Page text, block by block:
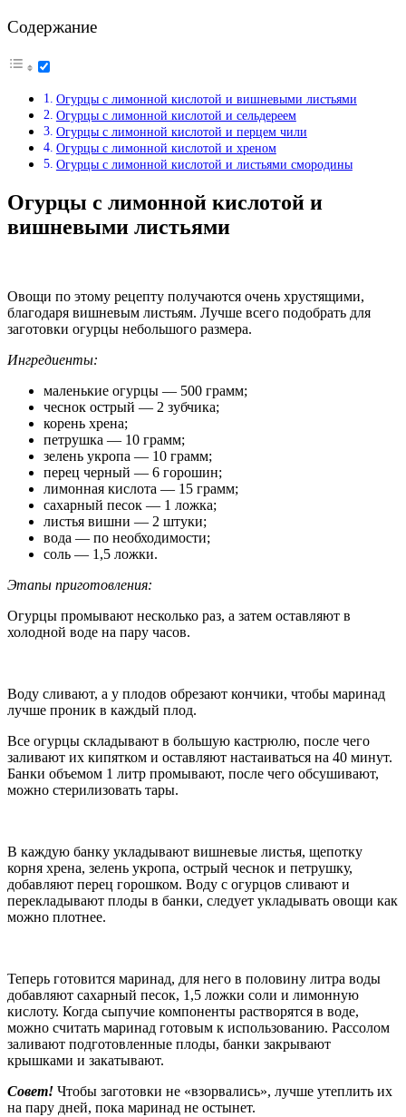
Содержание
Огурцы с лимонной кислотой и вишневыми листьями
Огурцы с лимонной кислотой и сельдереем
Огурцы с лимонной кислотой и перцем чили
Огурцы с лимонной кислотой и хреном
Огурцы с лимонной кислотой и листьями смородины
Огурцы с лимонной кислотой и
вишневыми листьями
Овощи по этому рецепту получаются очень хрустящими,
благодаря вишневым листьям. Лучше всего подобрать для
заготовки огурцы небольшого размера.
Ингредиенты:
маленькие огурцы — 500 грамм;
чеснок острый — 2 зубчика;
корень хрена;
петрушка — 10 грамм;
зелень укропа — 10 грамм;
перец черный — 6 горошин;
лимонная кислота — 15 грамм;
сахарный песок — 1 ложка;
листья вишни — 2 штуки;
вода — по необходимости;
соль — 1,5 ложки.
Этапы приготовления:
Огурцы промывают несколько раз, а затем оставляют в
холодной воде на пару часов.
Воду сливают, а у плодов обрезают кончики, чтобы маринад
лучше проник в каждый плод.
Все огурцы складывают в большую кастрюлю, после чего
заливают их кипятком и оставляют настаиваться на 40 минут.
Банки объемом 1 литр промывают, после чего обсушивают,
можно стерилизовать тары.
В каждую банку укладывают вишневые листья, щепотку
корня хрена, зелень укропа, острый чеснок и петрушку,
добавляют перец горошком. Воду с огурцов сливают и
перекладывают плоды в банки, следует укладывать овощи как
можно плотнее.
Теперь готовится маринад, для него в половину литра воды
добавляют сахарный песок, 1,5 ложки соли и лимонную
кислоту. Когда сыпучие компоненты растворятся в воде,
можно считать маринад готовым к использованию. Рассолом
заливают подготовленные плоды, банки закрывают
крышками и закатывают.
Совет! Чтобы заготовки не «взорвались», лучше утеплить их
на пару дней, пока маринад не остынет.